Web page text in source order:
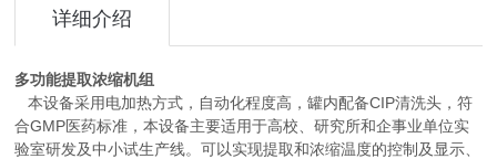
详细介绍
多功能提取浓缩机组
本设备采用电加热方式，自动化程度高，罐内配备CIP清洗头，符
合GMP医药标准，本设备主要适用于高校、研究所和企事业单位实
验室研发及中小试生产线。可以实现提取和浓缩温度的控制及显示、